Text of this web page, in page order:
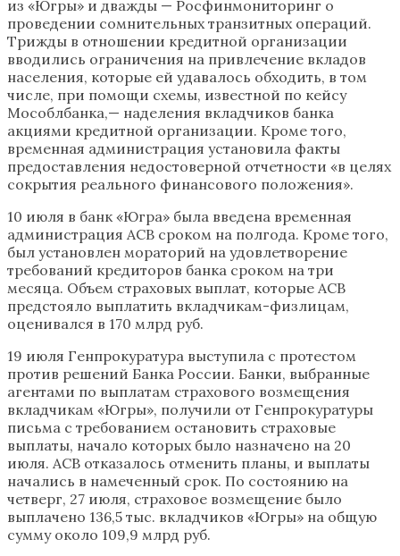
из «Югры» и дважды — Росфинмониторинг о
проведении сомнительных транзитных операций.
Трижды в отношении кредитной организации
вводились ограничения на привлечение вкладов
населения, которые ей удавалось обходить, в том
числе, при помощи схемы, известной по кейсу
Мособлбанка,— наделения вкладчиков банка
акциями кредитной организации. Кроме того,
временная администрация установила факты
предоставления недостоверной отчетности «в целях
сокрытия реального финансового положения».
10 июля в банк «Югра» была введена временная
администрация АСВ сроком на полгода. Кроме того,
был установлен мораторий на удовлетворение
требований кредиторов банка сроком на три
месяца. Объем страховых выплат, которые АСВ
предстояло выплатить вкладчикам-физлицам,
оценивался в 170 млрд руб.
19 июля Генпрокуратура выступила с протестом
против решений Банка России. Банки, выбранные
агентами по выплатам страхового возмещения
вкладчикам «Югры», получили от Генпрокуратуры
письма с требованием остановить страховые
выплаты, начало которых было назначено на 20
июля. АСВ отказалось отменить планы, и выплаты
начались в намеченный срок. По состоянию на
четверг, 27 июля, страховое возмещение было
выплачено 136,5 тыс. вкладчиков «Югры» на общую
сумму около 109,9 млрд руб.